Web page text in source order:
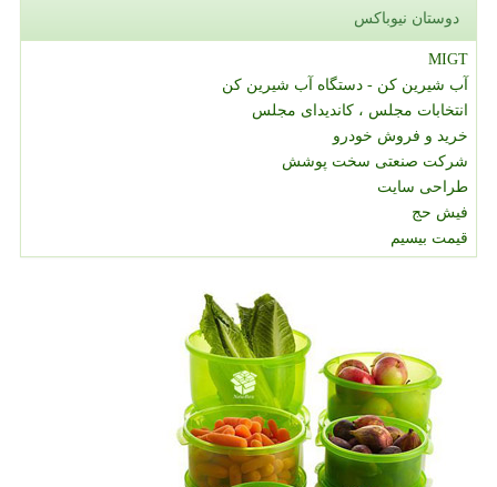
دوستان نیوباکس
MIGT
آب شیرین کن - دستگاه آب شیرین کن
انتخابات مجلس ، کاندیدای مجلس
خرید و فروش خودرو
شرکت صنعتی سخت پوشش
طراحی سایت
فیش حج
قیمت بیسیم